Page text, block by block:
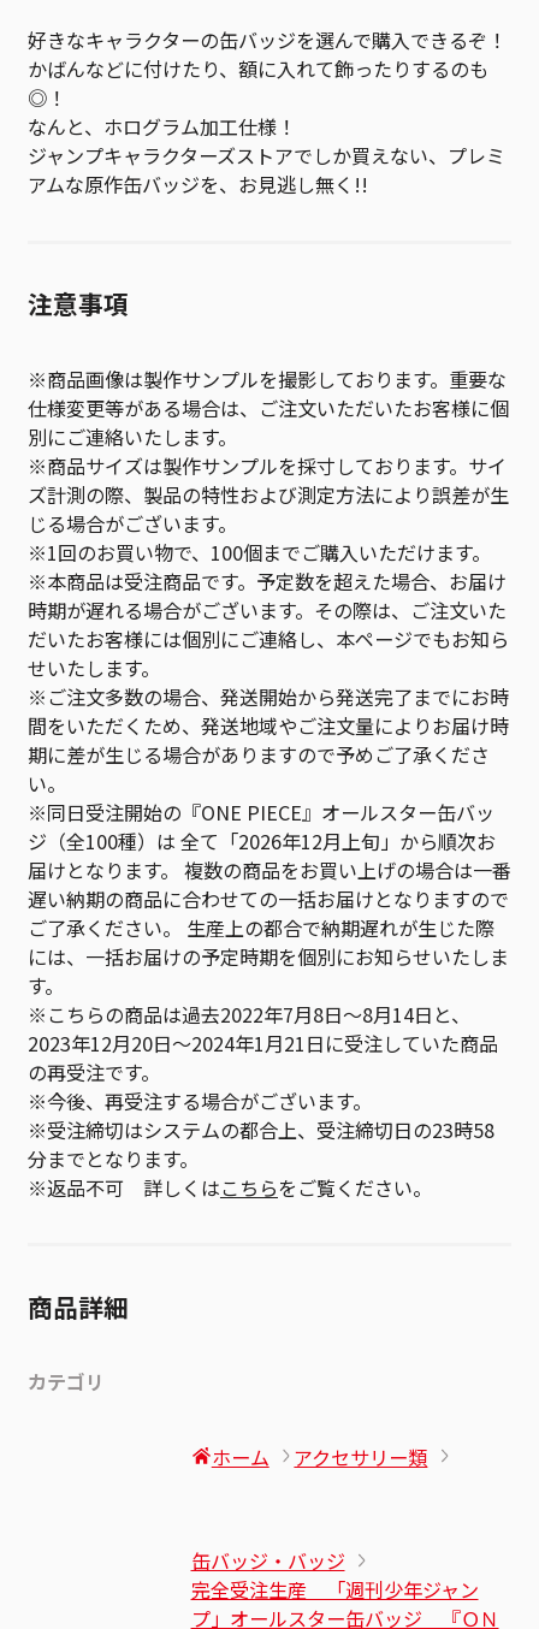
好きなキャラクターの缶バッジを選んで購入できるぞ！
かばんなどに付けたり、額に入れて飾ったりするのも
◎！
なんと、ホログラム加工仕様！
ジャンプキャラクターズストアでしか買えない、プレミ
アムな原作缶バッジを、お見逃し無く!!
注意事項
※商品画像は製作サンプルを撮影しております。重要な
仕様変更等がある場合は、ご注文いただいたお客様に個
別にご連絡いたします。
※商品サイズは製作サンプルを採寸しております。サイ
ズ計測の際、製品の特性および測定方法により誤差が生
じる場合がございます。
※1回のお買い物で、100個までご購入いただけます。
※本商品は受注商品です。予定数を超えた場合、お届け
時期が遅れる場合がございます。その際は、ご注文いた
だいたお客様には個別にご連絡し、本ページでもお知ら
せいたします。
※ご注文多数の場合、発送開始から発送完了までにお時
間をいただくため、発送地域やご注文量によりお届け時
期に差が生じる場合がありますので予めご了承くださ
い。
※同日受注開始の『ONE PIECE』オールスター缶バッ
ジ（全100種）は 全て「2026年12月上旬」から順次お
届けとなります。 複数の商品をお買い上げの場合は一番
遅い納期の商品に合わせての一括お届けとなりますので
ご了承ください。 生産上の都合で納期遅れが生じた際
には、一括お届けの予定時期を個別にお知らせいたしま
す。
※こちらの商品は過去2022年7月8日～8月14日と、
2023年12月20日～2024年1月21日に受注していた商品
の再受注です。
※今後、再受注する場合がございます。
※受注締切はシステムの都合上、受注締切日の23時58
分までとなります。
※返品不可 詳しくはこちらをご覧ください。
商品詳細
カテゴリ
ホーム アクセサリー類
缶バッジ・バッジ
完全受注生産 「週刊少年ジャン
プ」オールスター缶バッジ 『ＯＮ